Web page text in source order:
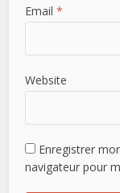
Email *
Website
Enregistrer
navigateur pour